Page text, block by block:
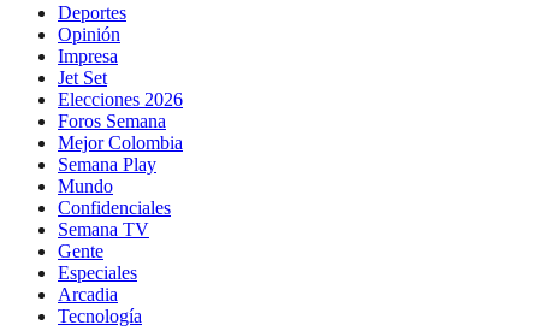
Deportes
Opinión
Impresa
Jet Set
Elecciones 2026
Foros Semana
Mejor Colombia
Semana Play
Mundo
Confidenciales
Semana TV
Gente
Especiales
Arcadia
Tecnología